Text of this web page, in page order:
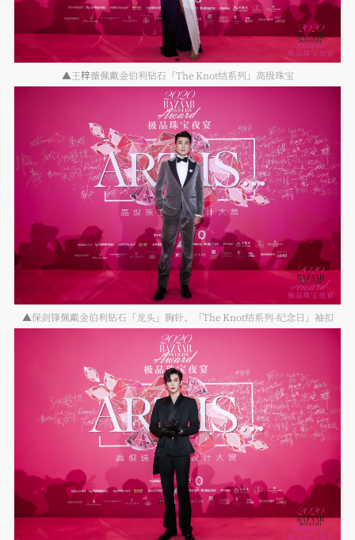
▲王梓薇佩戴金伯利钻石「The Knot结系列」高级珠宝
▲保剑锋佩戴金伯利钻石「龙头」胸针、「The Knot结系列-纪念日」袖扣